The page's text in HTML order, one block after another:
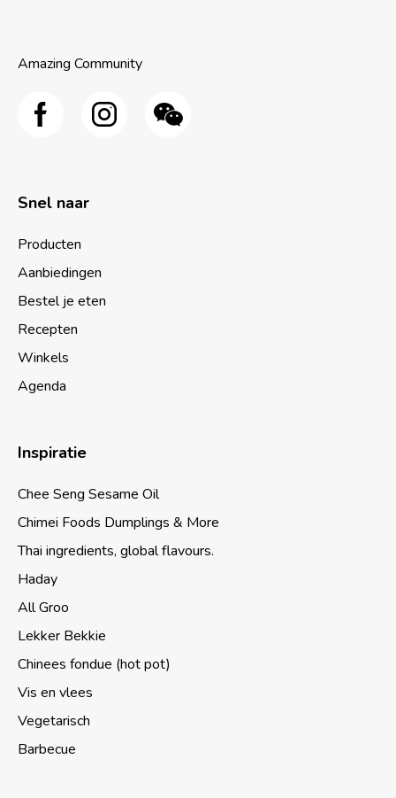
Amazing Community
Snel naar
Producten
Aanbiedingen
Bestel je eten
Recepten
Winkels
Agenda
Inspiratie
Chee Seng Sesame Oil
Chimei Foods Dumplings & More
Thai ingredients, global flavours.
Haday
All Groo
Lekker Bekkie
Chinees fondue (hot pot)
Vis en vlees
Vegetarisch
Barbecue